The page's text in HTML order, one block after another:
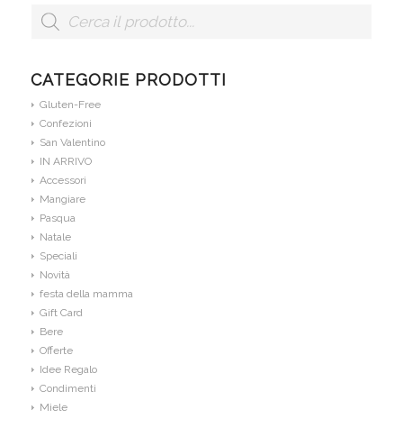
CATEGORIE PRODOTTI
Gluten-Free
Confezioni
San Valentino
IN ARRIVO
Accessori
Mangiare
Pasqua
Natale
Speciali
Novità
festa della mamma
Gift Card
Bere
Offerte
Idee Regalo
Condimenti
Miele